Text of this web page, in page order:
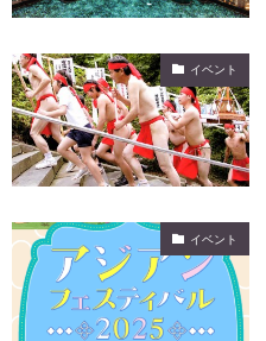
イベント
イベント